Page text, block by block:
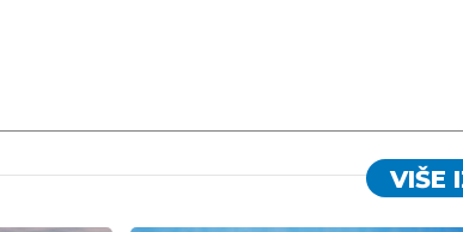
VIŠE